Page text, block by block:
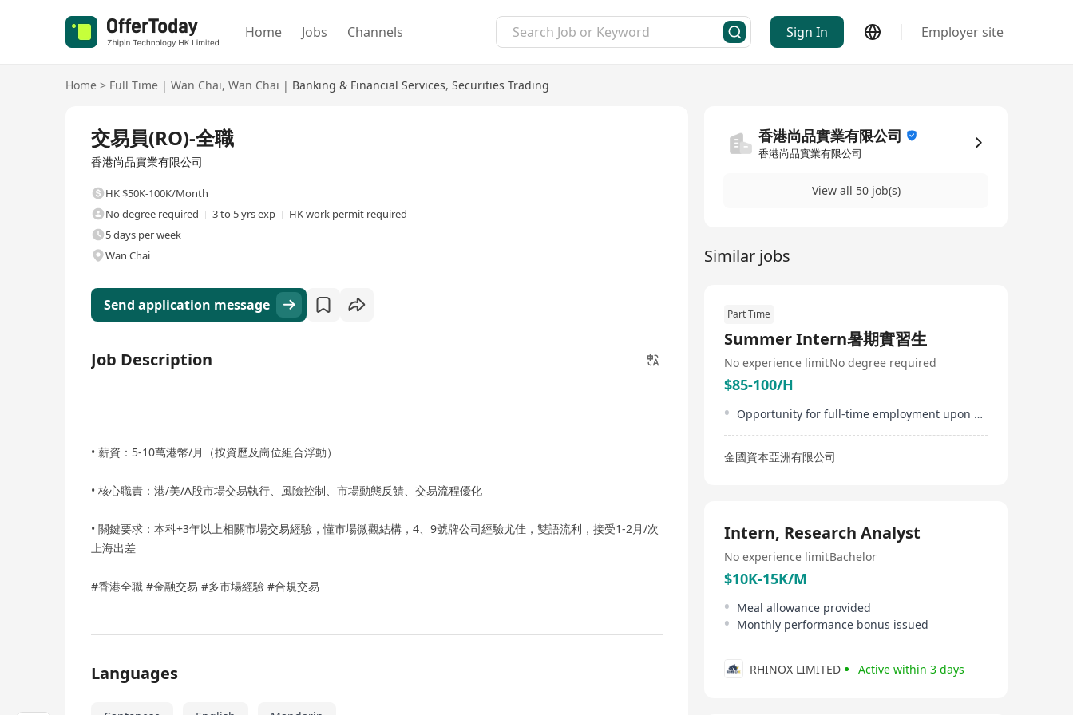
Home Jobs Channels Sign In Employer site
Home > Full Time | Wan Chai, Wan Chai | Banking & Financial Services, Securities Trading
交易員(RO)-全職
香港尚品實業有限公司
HK $50K-100K/Month
No degree required
3 to 5 yrs exp
HK work permit required
5 days per week
Wan Chai
Send application message
Job Description
• 薪資：5-10萬港幣/月（按資歷及崗位組合浮動）
• 核心職責：港/美/A股市場交易執行、風險控制、市場動態反饋、交易流程優化
• 關鍵要求：本科+3年以上相關市場交易經驗，懂市場微觀結構，4、9號牌公司經驗尤佳，雙語流利，接受1-2月/次
上海出差
#香港全職 #金融交易 #多市場經驗 #合規交易
Languages
香港尚品實業有限公司
香港尚品實業有限公司
View all 50 job(s)
Similar jobs
Part Time
Summer Intern暑期實習生
No experience limitNo degree required
$85-100/H
Opportunity for full-time employment upon successful internship performance
金國資本亞洲有限公司
Intern, Research Analyst
No experience limitBachelor
$10K-15K/M
Meal allowance provided
Monthly performance bonus issued
RHINOX LIMITED Active within 3 days